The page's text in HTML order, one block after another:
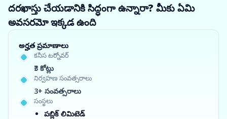
దరఖాస్తు చేయడానికి సిద్ధంగా ఉన్నారా? మీకు ఏమి
అవసరమో ఇక్కడ ఉంది
అర్హత ప్రమాణాలు
కనీస టర్నోవర్
₹3 కోట్లు
నిర్వహణ సంవత్సరాలు
3+ సంవత్సరాలు
సంస్థలు
పబ్లిక్ లిమిటెడ్